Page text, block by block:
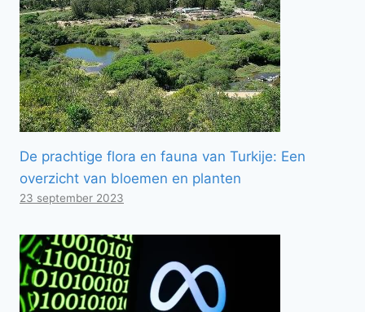
De prachtige flora en fauna van Turkije: Een
overzicht van bloemen en planten
23 september 2023